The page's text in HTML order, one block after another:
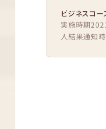
ビジネスコー
実施時期
人結果通知